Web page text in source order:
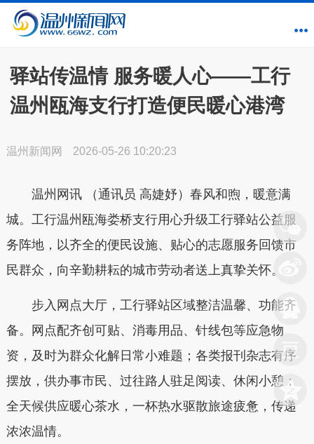
驿站传温情 服务暖人心——工行
温州瓯海支行打造便民暖心港湾
温州新闻网 2026-05-26 10:20:23
温州网讯 （通讯员 高婕妤）春风和煦，暖意满
城。工行温州瓯海娄桥支行用心升级工行驿站公益服
务阵地，以齐全的便民设施、贴心的志愿服务回馈市
民群众，向辛勤耕耘的城市劳动者送上真挚关怀。
步入网点大厅，工行驿站区域整洁温馨、功能齐
备。网点配齐创可贴、消毒用品、针线包等应急物
资，及时为群众化解日常小难题；各类报刊杂志有序
摆放，供办事市民、过往路人驻足阅读、休闲小憩；
全天候供应暖心茶水，一杯热水驱散旅途疲惫，传递
浓浓温情。